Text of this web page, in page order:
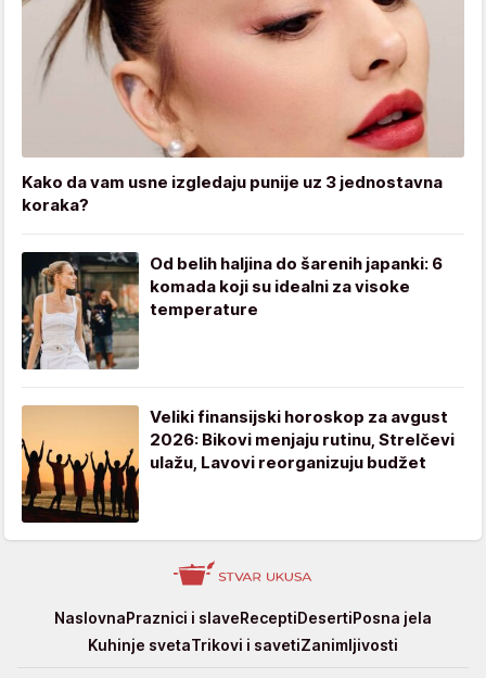
Kako da vam usne izgledaju punije uz 3 jednostavna
koraka?
Od belih haljina do šarenih japanki: 6
komada koji su idealni za visoke
temperature
Veliki finansijski horoskop za avgust
2026: Bikovi menjaju rutinu, Strelčevi
ulažu, Lavovi reorganizuju budžet
StvarNaslovnaPraznici i slaveReceptiDesertiPosna jela
Kuhinje svetaTrikovi i savetiZanimljivosti